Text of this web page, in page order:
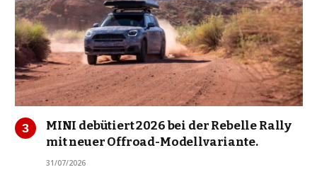
MINI debütiert 2026 bei der Rebelle Rally
mit neuer Offroad-Modellvariante.
31/07/2026